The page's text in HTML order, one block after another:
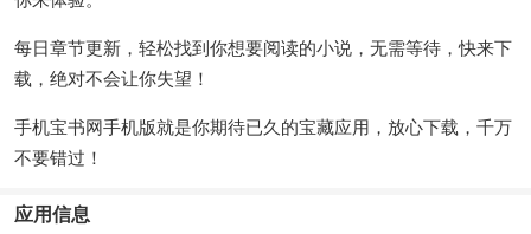
每日章节更新，轻松找到你想要阅读的小说，无需等待，快来下
载，绝对不会让你失望！
手机宝书网手机版就是你期待已久的宝藏应用，放心下载，千万
不要错过！
应用信息